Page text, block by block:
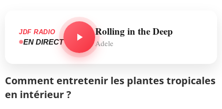
JDF RADIO
EN DIRECT
Rolling in the Deep
Adele
Comment entretenir les plantes tropicales
en intérieur ?